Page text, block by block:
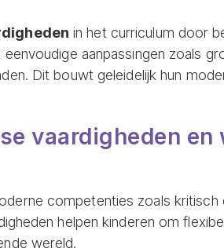
in het curriculum door
aanpassingen zoals
Dit bouwt geleidelijk hun
vaardigheden
competenties zoals
helpen kinderen om
wereld.